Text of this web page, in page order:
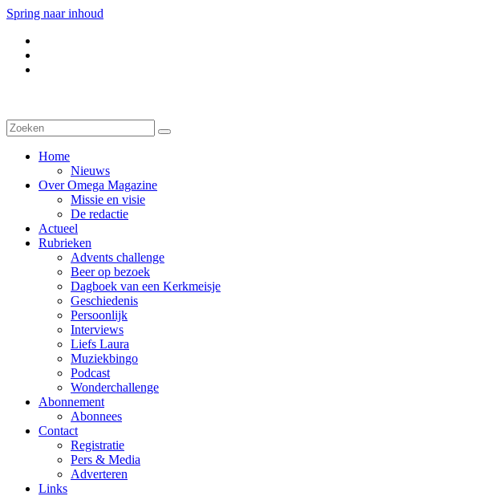
Spring naar inhoud
Home
Nieuws
Over Omega Magazine
Missie en visie
De redactie
Actueel
Rubrieken
Advents challenge
Beer op bezoek
Dagboek van een Kerkmeisje
Geschiedenis
Persoonlijk
Interviews
Liefs Laura
Muziekbingo
Podcast
Wonderchallenge
Abonnement
Abonnees
Contact
Registratie
Pers & Media
Adverteren
Links